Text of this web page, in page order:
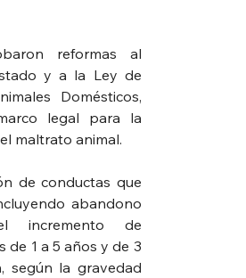
reformas al
y a la Ley de
Domésticos,
legal para la
maltrato animal.
de conductas que
abandono
incremento de
de 1 a 5 años y de 3
según la gravedad